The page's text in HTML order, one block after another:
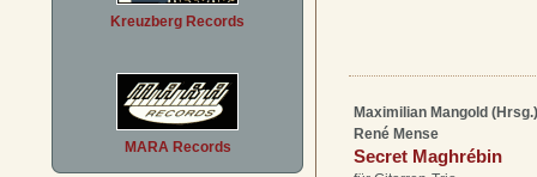
Kreuzberg Records
MARA Records
Maximilian Mangold (Hrsg.)
René Mense
Secret Maghrébin